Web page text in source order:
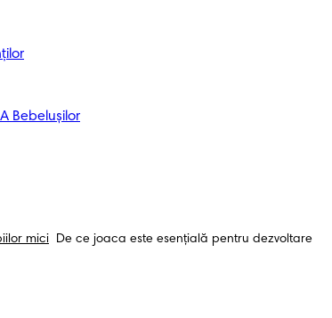
Bebelușilor
mici De ce joaca este esențială pentru dezvoltare